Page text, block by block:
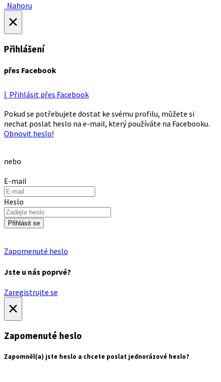
Nahoru
×
Přihlášení
přes Facebook
| Přihlásit přes Facebook
Pokud se potřebujete dostat ke svému profilu, můžete si
nechat poslat heslo na e-mail, který používáte na Facebooku.
Obnovit heslo!
nebo
E-mail
Heslo
Přihlásit se
Zapomenuté heslo
Jste u nás poprvé?
Zaregistrujte se
×
Zapomenuté heslo
Zapomněl(a) jste heslo a chcete poslat jednorázové heslo?